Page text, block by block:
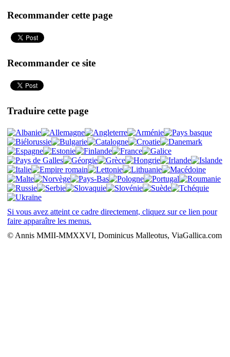
Recommander cette page
Recommander ce site
Traduire cette page
Si vous avez atteint ce cadre directement, cliquez sur ce lien pour
faire apparaître les menus.
© Annis MMII-MMXXVI, Dominicus Malleotus, ViaGallica.com